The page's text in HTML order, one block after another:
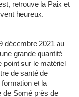
retrouve la Paix et
heureux.
décembre 2021 au
grande quantité
point sur le matériel
de santé de
formation et la
de Somé près de